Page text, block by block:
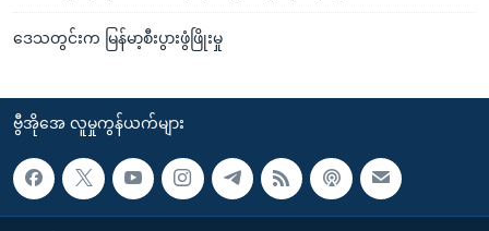
ဒေသတွင်းက မြန်မာ့စီးပွားဖွံဖြိုးမှု
ဗွီအိုအေ လူမှုကွန်ယက်များ